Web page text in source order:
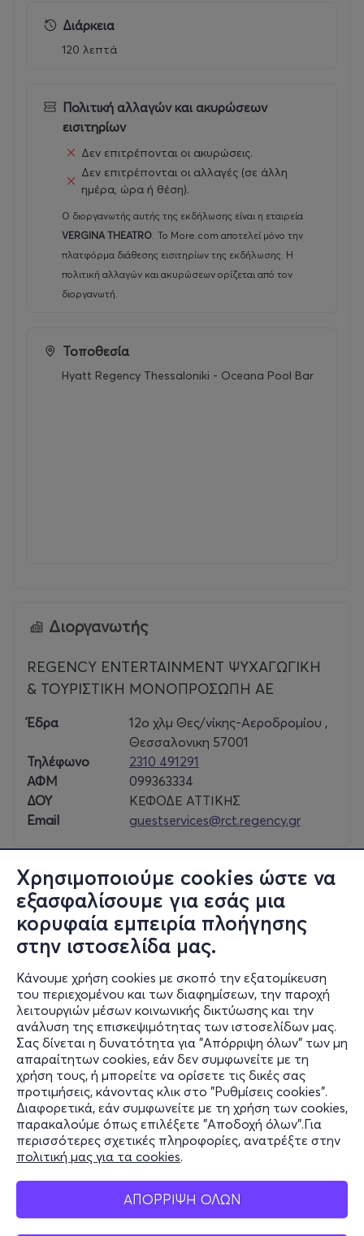
Χρησιμοποιούμε cookies ώστε να
εξασφαλίσουμε για εσάς μια
κορυφαία εμπειρία πλοήγησης
στην ιστοσελίδα μας.
Κάνουμε χρήση cookies με σκοπό την εξατομίκευση
του περιεχομένου και των διαφημίσεων, την παροχή
λειτουργιών μέσων κοινωνικής δικτύωσης και την
ανάλυση της επισκεψιμότητας των ιστοσελίδων μας.
Σας δίνεται η δυνατότητα για "Απόρριψη όλων" των μη
απαραίτητων cookies, εάν δεν συμφωνείτε με τη
χρήση τους, ή μπορείτε να ορίσετε τις δικές σας
προτιμήσεις, κάνοντας κλικ στο "Ρυθμίσεις cookies".
Διαφορετικά, εάν συμφωνείτε με τη χρήση των cookies,
παρακαλούμε όπως επιλέξετε "Αποδοχή όλων".Για
περισσότερες σχετικές πληροφορίες, ανατρέξτε στην
πολιτική μας για τα cookies.
ΑΠΟΡΡΙΨΗ ΟΛΩΝ
Wish
βραβευμένο εστιατόριο του ξενοδοχείου, σε ένα
ειδυλλιακό περιβάλλον δίπλα στην πισίνα.
Το ειδικά διαμορφωμένο μενού που μπορεί κάποιος να
απολαύσει κατά τη διάρκεια της προβολής
περιλαμβάνει:
Διάρκεια
120 λεπτά
Πολιτική αλλαγών και ακυρώσεων
εισιτηρίων
Δεν επιτρέπονται οι ακυρώσεις.
Δεν επιτρέπονται οι αλλαγές (σε άλλη
ημέρα, ώρα ή θέση).
Ο διοργανωτής αυτής της εκδήλωσης είναι η εταιρεία
VERGINA THEATRO. Το More.com αποτελεί μόνο την
πλατφόρμα διάθεσης εισιτηρίων της εκδήλωσης. Η
πολιτική αλλαγών και ακυρώσεων ορίζεται από τον
διοργανωτή.
Τοποθεσία
Hyatt Regency Thessaloniki - Oceana Pool Bar
Διοργανωτής
REGENCY ENTERTAINMENT ΨΥΧΑΓΩΓΙΚΗ
& ΤΟΥΡΙΣΤΙΚΗ ΜΟΝΟΠΡΟΣΩΠΗ ΑΕ
Έδρα
12o χλμ Θες/νίκης-Αεροδρομίου ,
Θεσσαλονικη 57001
Τηλέφωνο
2310 491291
ΑΦΜ
099363334
ΔΟΥ
ΚΕΦΟΔΕ ΑΤΤΙΚΗΣ
Email
guestservices@rct.regency.gr
Τρι, 1/9
21:00
Kids Cinema| Puss in Boots: The Last Wish '22
Hyatt Regency Thessaloniki 13ο χλμ Θεσσαλονίκης-
Περαίας, 57001, Θεσσαλονίκη
Hyatt Regency Thessaloniki - Oceana Pool Bar -
Περαία, Θεσσαλονίκη
15€
Εισιτήρια